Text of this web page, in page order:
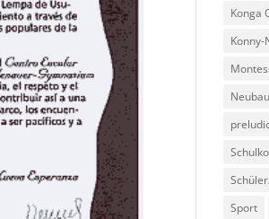
Konga
Konny-
Neubau
Sport